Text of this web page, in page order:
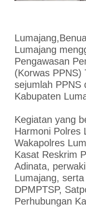
Lumajang
Pengawasan
(Korwas PPNS)
sejumlah PPNS
Kabupaten
Kegiatan yang
Harmoni Polres
Wakapolres
Kasat Reskrim
Adinata,
Lumajang,
DPMPTSP,
Perhubungan